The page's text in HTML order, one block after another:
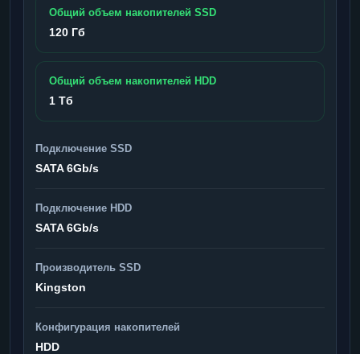
Общий объем накопителей SSD
120 Гб
Общий объем накопителей HDD
1 Тб
Подключение SSD
SATA 6Gb/s
Подключение HDD
SATA 6Gb/s
Производитель SSD
Kingston
Конфигурация накопителей
HDD